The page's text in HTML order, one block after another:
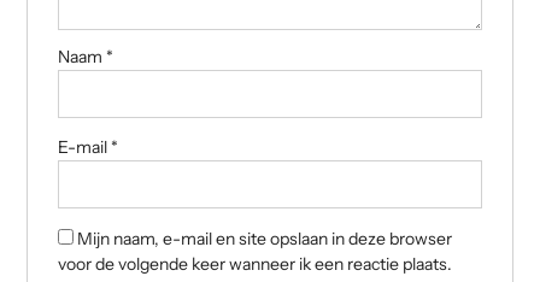
Naam *
E-mail *
Mijn naam, e-mail en site opslaan in deze browser
voor de volgende keer wanneer ik een reactie plaats.